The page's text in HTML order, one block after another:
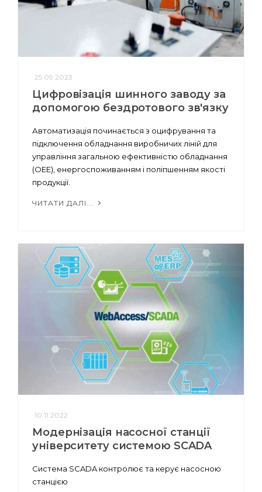
25.09.2023
Цифровізація шинного заводу за
допомогою бездротового зв'язку
Автоматизація починається з оцифрування та
підключення обладнання виробничих ліній для
управління загальною ефективністю обладнання
(OEE), енергоспоживанням і поліпшенням якості
продукції.
ЧИТАТИ ДАЛІ...
10.11.2022
Модернізація насосної станції
університету системою SCADA
Система SCADA контролює та керує насосною
станцією